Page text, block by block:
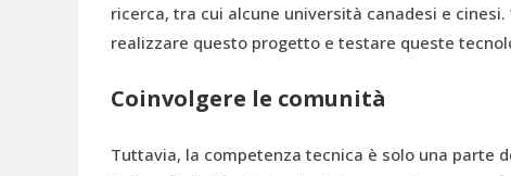
ricerca, tra cui alcune università canadesi e
realizzare questo progetto e testare queste
Coinvolgere le comunità
Tuttavia, la competenza tecnica è solo una parte